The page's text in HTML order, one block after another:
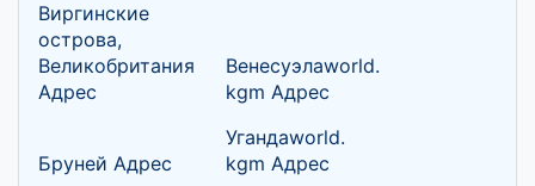
Виргинские
острова,
Великобритания
Адрес
Венесуэлаworld.
kgm Адрес
Бруней Адрес
Угандаworld.
kgm Адрес